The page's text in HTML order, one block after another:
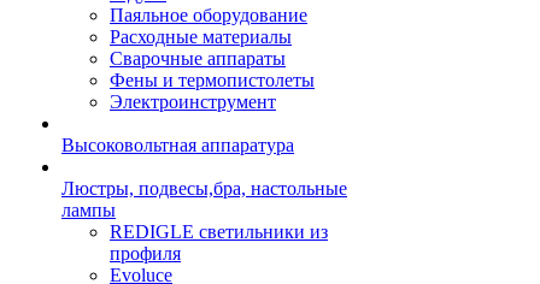
Паяльное оборудование
Расходные материалы
Сварочные аппараты
Фены и термопистолеты
Электроинструмент
Высоковольтная аппаратура
Люстры, подвесы,бра, настольные
лампы
REDIGLE светильники из
профиля
Evoluce